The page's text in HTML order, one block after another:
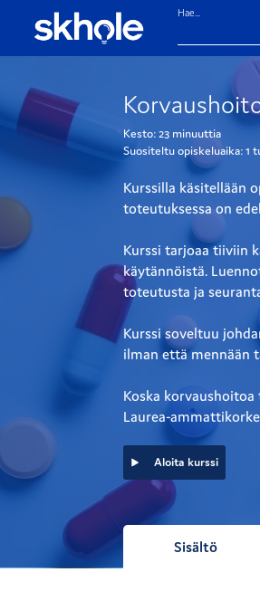
Hae...
Kesto: 23 minuuttia
Suositeltu opiskeluaika: 1
Kurssilla käsitellään
toteutuksessa on
Kurssi tarjoaa tiiviin
käytännöistä.
toteutusta ja
Kurssi soveltuu
ilman että mennään
Koska
Laurea-
Aloita kurssi
Sisältö